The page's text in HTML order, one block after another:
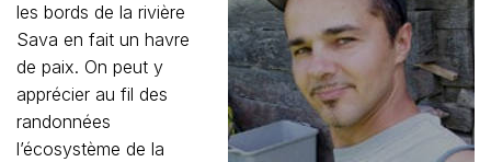
les bords de la rivière
Sava en fait un havre
de paix. On peut y
apprécier au fil des
randonnées
l’écosystème de la